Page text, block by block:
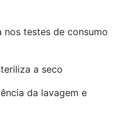
nos testes de consumo
a seco
da lavagem e